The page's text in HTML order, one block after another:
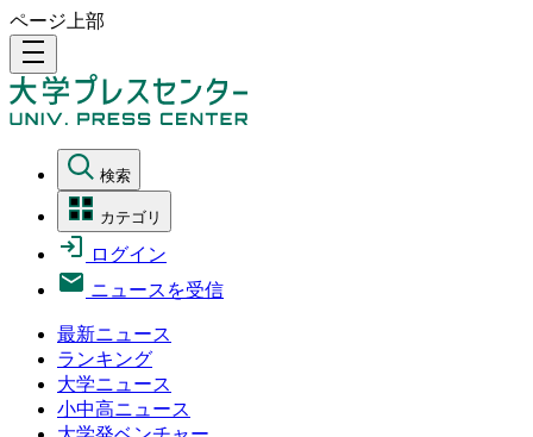
ページ上部
density_medium
検索
カテゴリ
ログイン
ニュースを受信
最新ニュース
ランキング
大学ニュース
小中高ニュース